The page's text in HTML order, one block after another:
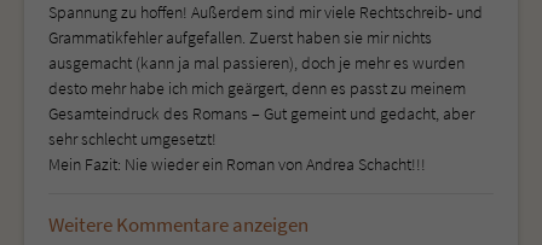
Spannung zu hoffen! Außerdem sind mir viele Rechtschreib- und
Grammatikfehler aufgefallen. Zuerst haben sie mir nichts
ausgemacht (kann ja mal passieren), doch je mehr es wurden
desto mehr habe ich mich geärgert, denn es passt zu meinem
Gesamteindruck des Romans – Gut gemeint und gedacht, aber
sehr schlecht umgesetzt!
Mein Fazit: Nie wieder ein Roman von Andrea Schacht!!!
Weitere Kommentare anzeigen